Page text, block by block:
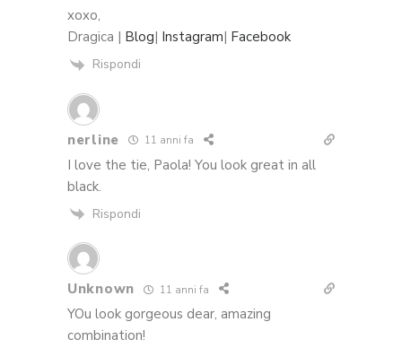
xoxo,
Dragica | Blog| Instagram| Facebook
Rispondi
nerline 11 anni fa
I love the tie, Paola! You look great in all
black.
Rispondi
Unknown 11 anni fa
YOu look gorgeous dear, amazing
combination!